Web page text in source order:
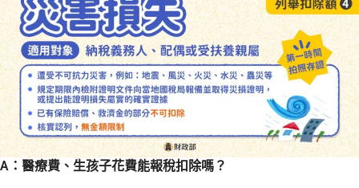
A： 醫療費、生孩子花費能報稅扣除嗎？